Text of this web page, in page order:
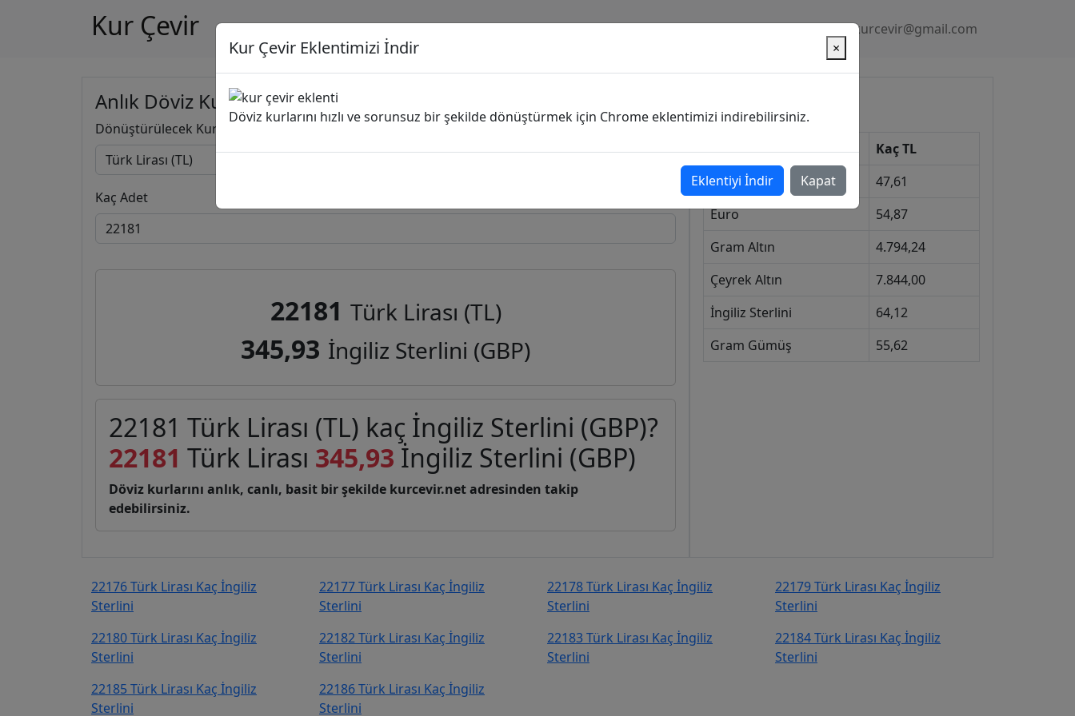
Kur Çevir Gizlilik Politikası kurcevir@gmail.com
Anlık Döviz Kuru Hesapla
Dönüştürülecek Kur Dönüşecek Kur
Kaç Adet
22181 Türk Lirası (TL)
345,93 İngiliz Sterlini (GBP)
22181 Türk Lirası (TL) kaç İngiliz Sterlini (GBP)?
22181 Türk Lirası 345,93 İngiliz Sterlini (GBP)
Döviz kurlarını anlık, canlı, basit bir şekilde kurcevir.net adresinden takip
edebilirsiniz.
Kur
Kaç TL
Dolar
47,61
Euro
54,87
Gram Altın
4.794,24
Çeyrek Altın
7.844,00
İngiliz Sterlini
64,12
Gram Gümüş
55,62
22176 Türk Lirası Kaç İngiliz
Sterlini
22177 Türk Lirası Kaç İngiliz
Sterlini
22178 Türk Lirası Kaç İngiliz
Sterlini
22179 Türk Lirası Kaç İngiliz
Sterlini
22180 Türk Lirası Kaç İngiliz
Sterlini
22182 Türk Lirası Kaç İngiliz
Sterlini
22183 Türk Lirası Kaç İngiliz
Sterlini
22184 Türk Lirası Kaç İngiliz
Sterlini
22185 Türk Lirası Kaç İngiliz
Sterlini
22186 Türk Lirası Kaç İngiliz
Sterlini
Kur Çevir Eklentimizi İndir ×
Döviz kurlarını hızlı ve sorunsuz bir şekilde dönüştürmek için Chrome eklentimizi indirebilirsiniz.
Eklentiyi İndir Kapat